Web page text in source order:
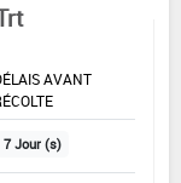
AVANT
7 Jour (s)